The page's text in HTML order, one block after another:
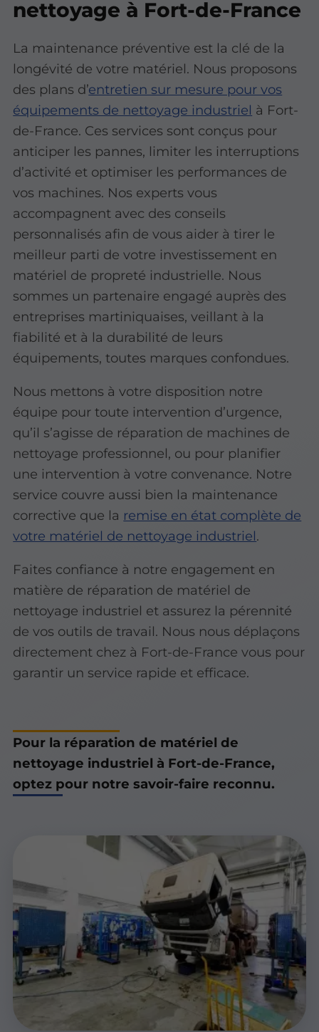
nettoyage à Fort-de-France
La maintenance préventive est la clé de la
longévité de votre matériel. Nous proposons
des plans d’entretien sur mesure pour vos
équipements de nettoyage industriel à Fort-
de-France. Ces services sont conçus pour
anticiper les pannes, limiter les interruptions
d’activité et optimiser les performances de
vos machines. Nos experts vous
accompagnent avec des conseils
personnalisés afin de vous aider à tirer le
meilleur parti de votre investissement en
matériel de propreté industrielle. Nous
sommes un partenaire engagé auprès des
entreprises martiniquaises, veillant à la
fiabilité et à la durabilité de leurs
équipements, toutes marques confondues.
Nous mettons à votre disposition notre
équipe pour toute intervention d’urgence,
qu’il s’agisse de réparation de machines de
nettoyage professionnel, ou pour planifier
une intervention à votre convenance. Notre
service couvre aussi bien la maintenance
corrective que la remise en état complète de
votre matériel de nettoyage industriel.
Faites confiance à notre engagement en
matière de réparation de matériel de
nettoyage industriel et assurez la pérennité
de vos outils de travail. Nous nous déplaçons
directement chez à Fort-de-France vous pour
garantir un service rapide et efficace.
Pour la réparation de matériel de
nettoyage industriel à Fort-de-France,
optez pour notre savoir-faire reconnu.